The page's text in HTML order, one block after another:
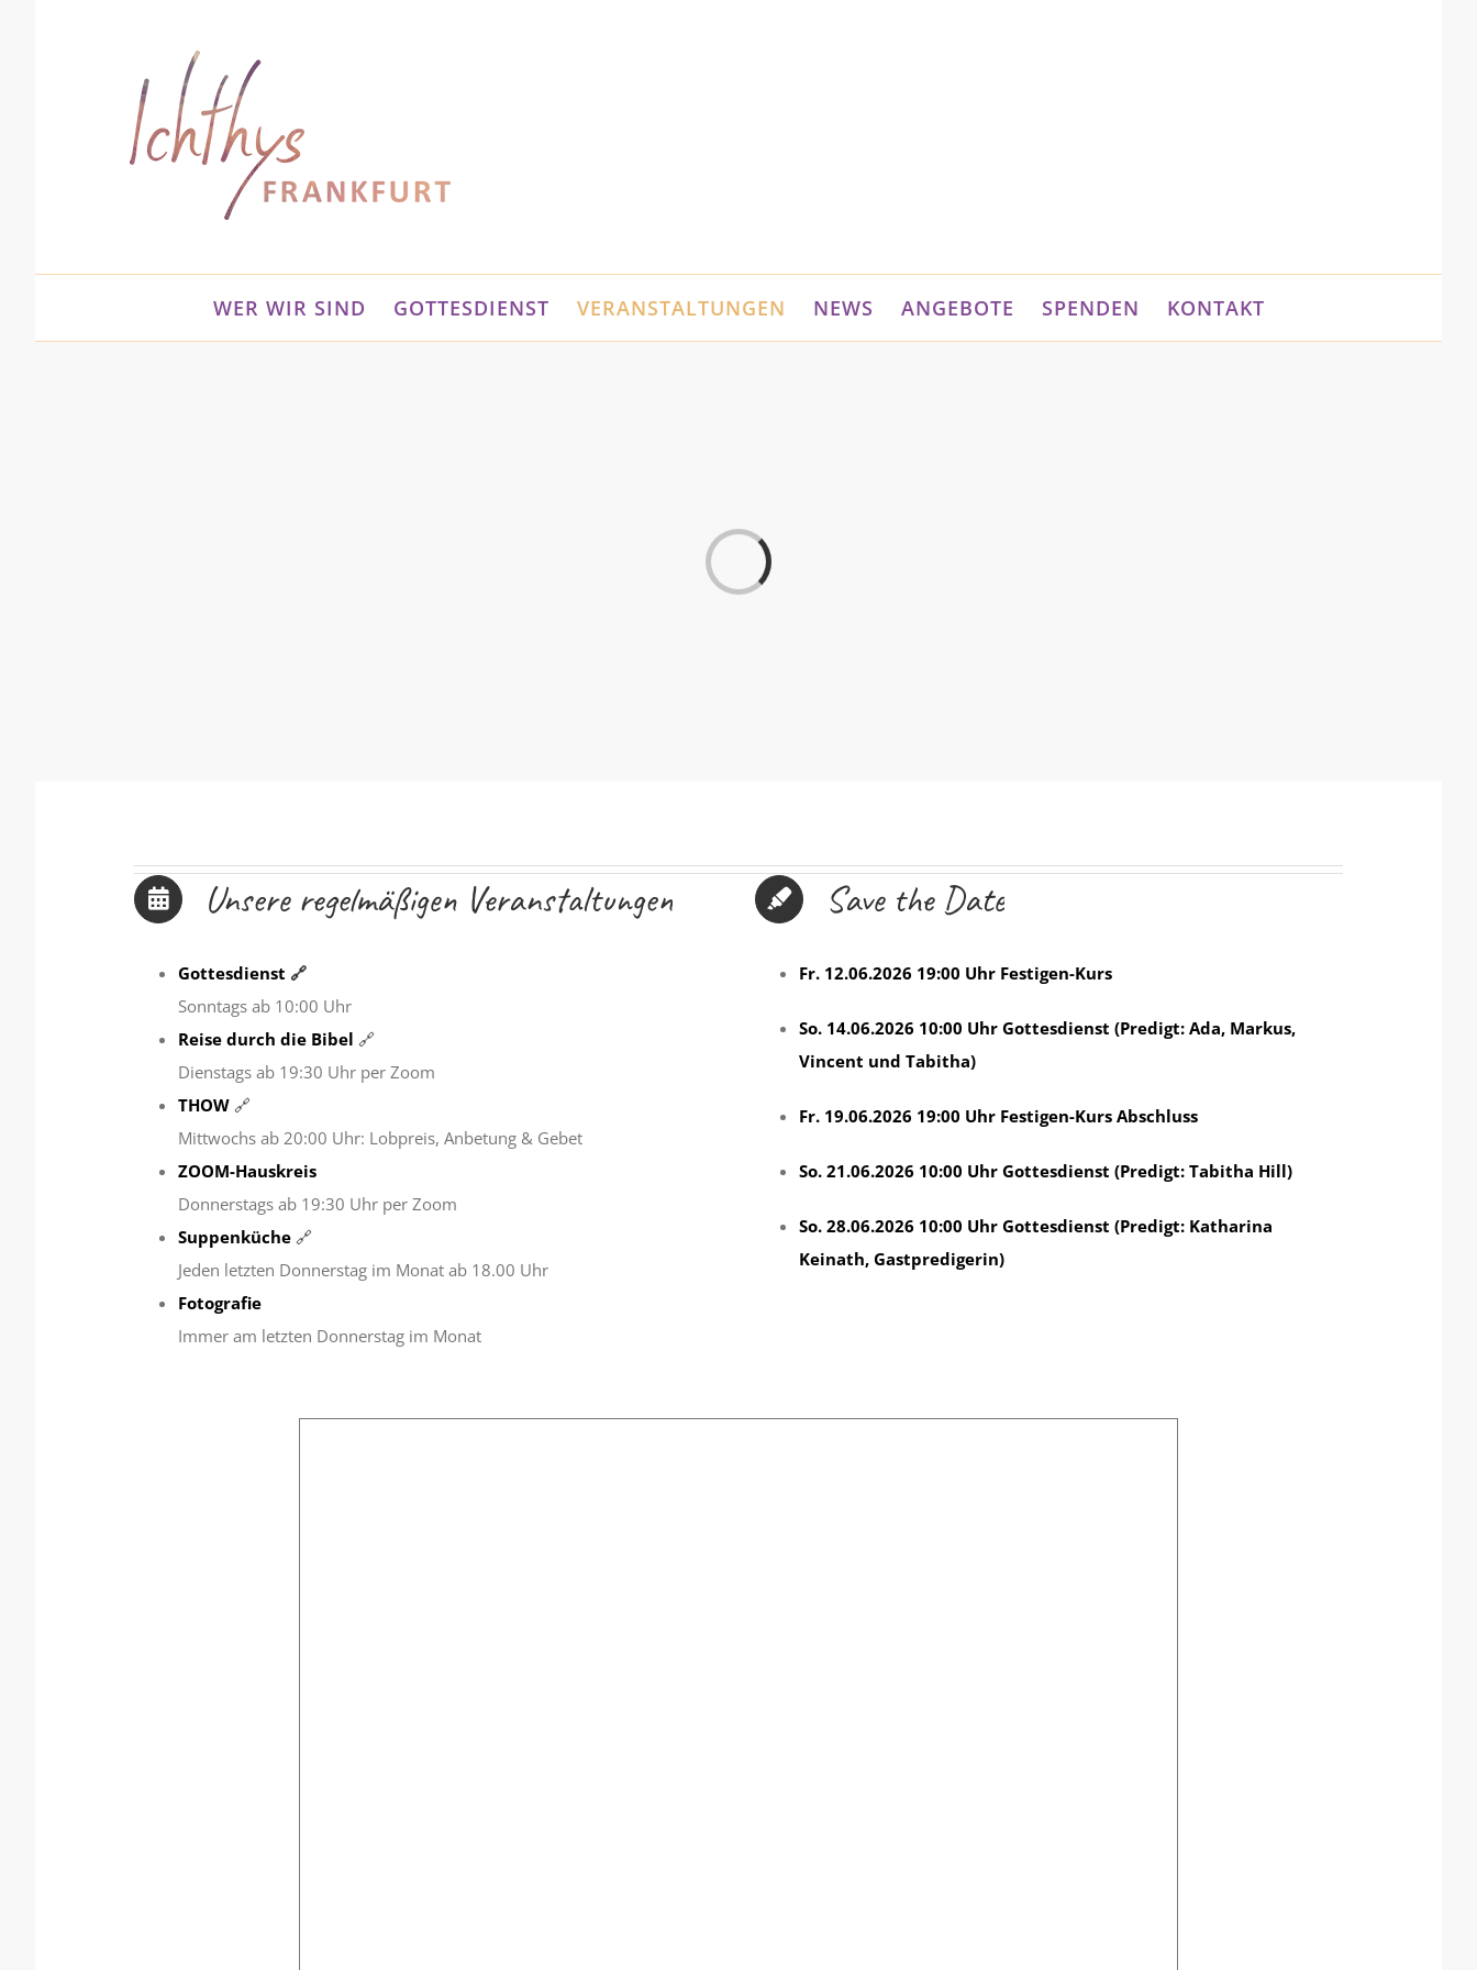
WER WIR SIND GOTTESDIENST VERANSTALTUNGEN NEWS ANGEBOTE SPENDEN KONTAKT
Laden...
Unsere regelmäßigen Veranstaltungen
Gottesdienst 🔗
Sonntags ab 10:00 Uhr
Reise durch die Bibel 🔗
Dienstags ab 19:30 Uhr per Zoom
THOW 🔗
Mittwochs ab 20:00 Uhr: Lobpreis, Anbetung & Gebet
ZOOM-Hauskreis
Donnerstags ab 19:30 Uhr per Zoom
Suppenküche 🔗
Jeden letzten Donnerstag im Monat ab 18.00 Uhr
Fotografie
Immer am letzten Donnerstag im Monat
Save the Date
Fr. 12.06.2026 19:00 Uhr Festigen-Kurs
So. 14.06.2026 10:00 Uhr Gottesdienst (Predigt: Ada, Markus,
Vincent und Tabitha)
Fr. 19.06.2026 19:00 Uhr Festigen-Kurs Abschluss
So. 21.06.2026 10:00 Uhr Gottesdienst (Predigt: Tabitha Hill)
So. 28.06.2026 10:00 Uhr Gottesdienst (Predigt: Katharina
Keinath, Gastpredigerin)